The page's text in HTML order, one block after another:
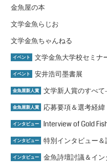
金魚屋の本
文学金魚らじお
文学金魚ちゃんねる
イベント 文学金魚大学校セミナ
イベント 安井浩司墨書展
金魚屋新人賞 文学新人賞のすべ
金魚屋新人賞 応募要項＆選考経緯
インタビュー Interview of Gold
インタビュー 特別インタビュー＆
インタビュー 金魚詩壇討議＆イン